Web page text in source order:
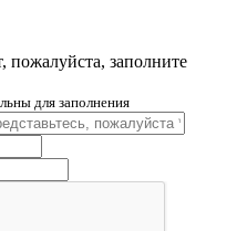
пожалуйста, заполните
для заполнения